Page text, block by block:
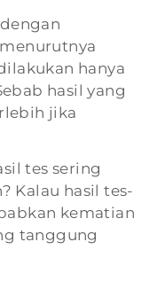
hanya
hasil yang
jika
tes sering
Kalau hasil tes-
kematian
tanggung